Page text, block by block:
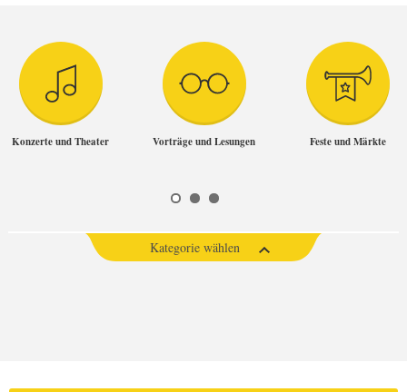
Konzerte und Theater Vorträge und Lesungen Feste und Märkte
Kategorie wählen